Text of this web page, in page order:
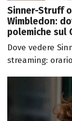
Sinner-Struff
Wimbledon:
polemiche sul
Dove vedere
streaming: